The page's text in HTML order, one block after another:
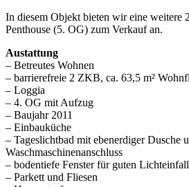
In diesem Objekt bieten wir eine
Penthouse (5. OG) zum Verkauf an.
Austattung
– Betreutes Wohnen
– barrierefreie 2 ZKB, ca. 63,5 m²
– Loggia
– 4. OG mit Aufzug
– Baujahr 2011
– Einbauküche
– Tageslichtbad mit ebenerdiger Dusche
Waschmaschinenanschluss
– bodentiefe Fenster für guten Lichteinfall
– Parkett und Fliesen